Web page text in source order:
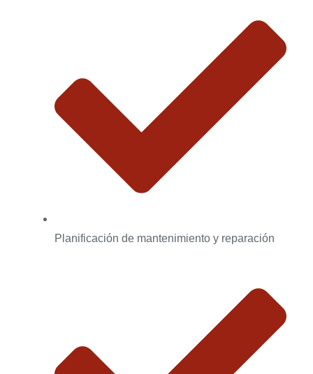
Planificación de mantenimiento y reparación